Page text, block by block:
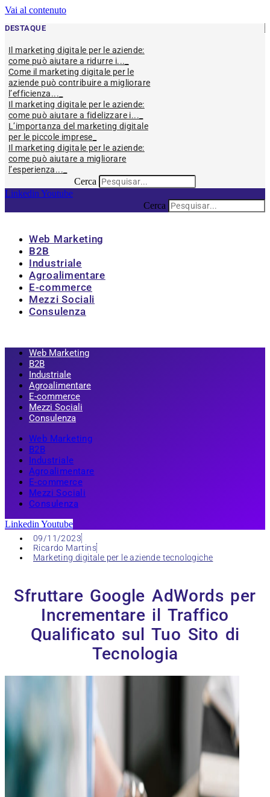
Vai al contenuto
DESTAQUE
Il marketing digitale per le aziende:
come può aiutare a ridurre i...
Come il marketing digitale per le
aziende può contribuire a migliorare
l’efficienza...
Il marketing digitale per le aziende:
come può aiutare a fidelizzare i...
L’importanza del marketing digitale
per le piccole imprese
Il marketing digitale per le aziende:
come può aiutare a migliorare
l’esperienza...
Cerca
Linkedin Youtube
Cerca
Web Marketing
B2B
Industriale
Agroalimentare
E-commerce
Mezzi Sociali
Consulenza
Web Marketing
B2B
Industriale
Agroalimentare
E-commerce
Mezzi Sociali
Consulenza
Web Marketing
B2B
Industriale
Agroalimentare
E-commerce
Mezzi Sociali
Consulenza
Linkedin Youtube
09/11/2023
Ricardo Martins
Marketing digitale per le aziende tecnologiche
Sfruttare Google AdWords per
Incrementare il Traffico
Qualificato sul Tuo Sito di
Tecnologia